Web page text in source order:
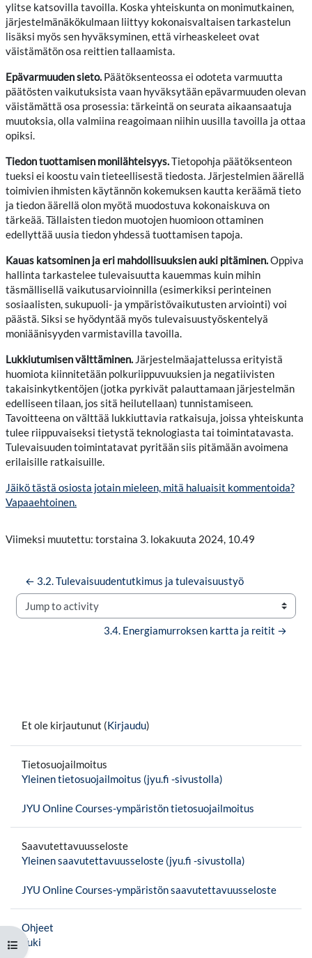
Avaa kurssisisältö
ylitse katsovilla tavoilla. Koska yhteiskunta on monimutkainen,
järjestelmänäkökulmaan liittyy kokonaisvaltaisen tarkastelun
lisäksi myös sen hyväksyminen, että virheaskeleet ovat
väistämätön osa reittien tallaamista.
Epävarmuuden sieto. Päätöksenteossa ei odoteta varmuutta
päätösten vaikutuksista vaan hyväksytään epävarmuuden olevan
väistämättä osa prosessia: tärkeintä on seurata aikaansaatuja
muutoksia, olla valmiina reagoimaan niihin uusilla tavoilla ja ottaa
opiksi.
Tiedon tuottamisen monilähteisyys.Tietopohja päätöksenteon
tueksi ei koostu vain tieteellisestä tiedosta. Järjestelmien äärellä
toimivien ihmisten käytännön kokemuksen kautta keräämä tieto
ja tiedon äärellä olon myötä muodostuva kokonaiskuva on
tärkeää. Tällaisten tiedon muotojen huomioon ottaminen
edellyttää uusia tiedon yhdessä tuottamisen tapoja.
Kauas katsominen ja eri mahdollisuuksien auki pitäminen.Oppiva
hallinta tarkastelee tulevaisuutta kauemmas kuin mihin
täsmällisellä vaikutusarvioinnilla (esimerkiksi perinteinen
sosiaalisten, sukupuoli- ja ympäristövaikutusten arviointi) voi
päästä. Siksi se hyödyntää myös tulevaisuustyöskentelyä
moniäänisyyden varmistavilla tavoilla.
Lukkiutumisen välttäminen. Järjestelmäajattelussa erityistä
huomiota kiinnitetään polkuriippuvuuksien ja negatiivisten
takaisinkytkentöjen (jotka pyrkivät palauttamaan järjestelmän
edelliseen tilaan, jos sitä heilutellaan) tunnistamiseen.
Tavoitteena on välttää lukkiuttavia ratkaisuja, joissa yhteiskunta
tulee riippuvaiseksi tietystä teknologiasta tai toimintatavasta.
Tulevaisuuden toimintatavat pyritään siis pitämään avoimena
erilaisille ratkaisuille.
Jäikö tästä osiosta jotain mieleen, mitä haluaisit kommentoida?
Vapaaehtoinen.
Viimeksi muutettu: torstaina 3. lokakuuta 2024, 10.49
← 3.2. Tulevaisuudentutkimus ja tulevaisuustyö
Jump to activity
3.4. Energiamurroksen kartta ja reitit →
Et ole kirjautunut (Kirjaudu)
Tietosuojailmoitus
Yleinen tietosuojailmoitus (jyu.fi -sivustolla)
JYU Online Courses-ympäristön tietosuojailmoitus
Saavutettavuusseloste
Yleinen saavutettavuusseloste (jyu.fi -sivustolla)
JYU Online Courses-ympäristön saavutettavuusseloste
Ohjeet
Tuki